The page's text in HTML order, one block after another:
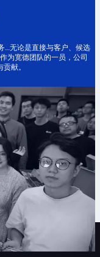
无论是直接与客户、候选
为宽德团队的一员，公司
献。